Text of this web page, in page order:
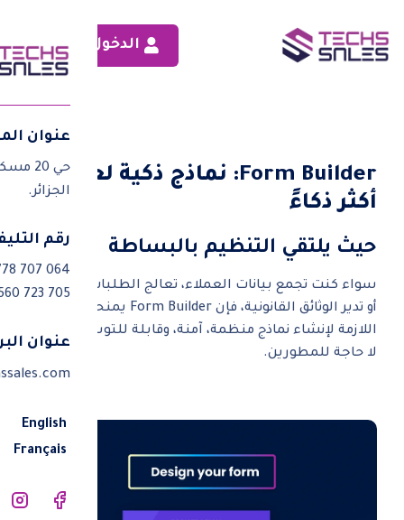
الدخول
عنوان
حي 20 مسكن، مقابل وكالة جازي،
الجزائر.
رقم
707 064
723 705
عنوان
Form Builder: نماذج ذكية لعمليات
أكثر ذكاءً
حيث يلتقي التنظيم بالبساطة
سواء كنت تجمع بيانات العملاء، تعالج الطلبات الداخلية،
أو تدير الوثائق القانونية، فإن Form Builder يمنحك الأدوات
اللازمة لإنشاء نماذج منظمة، آمنة، وقابلة للتوسع بسرعة.
لا حاجة للمطورين.